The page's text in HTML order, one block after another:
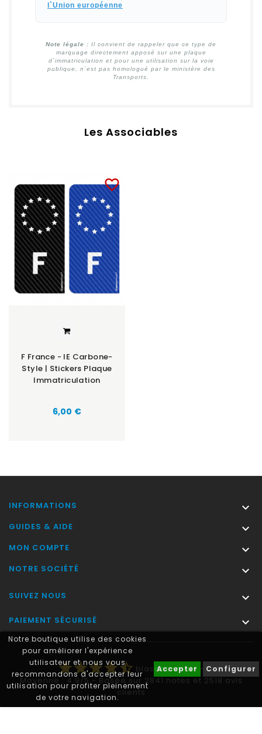
Notre boutique utilise des cookies
pour améliorer l'expérience
utilisateur et nous vous
recommandons d'accepter leur
utilisation pour profiter pleinement
de votre navigation.
Accepter Configurer
l`Union européenne
Note légale : Il convient de rappeler que ce type de
marquage directement apposé sur une plaque
d`immatriculation et pour une utilisation sur la voie
publique, n`est pas homologué par le ministère des
Transports.
Les Associables
favorite_border
F France - IE Carbone-
Style | Stickers Plaque
Immatriculation
Prix
6,00 €
INFORMATIONS 
GUIDES & AIDE 
MON COMPTE 
NOTRE SOCIÉTÉ 
SUIVEZ NOUS 
PAIEMENT SÉCURISÉ 
starstarstarstarstar_half blasonimmat® -
Moyenne :4.9/5- Basée sur 2841notes et2518avis
clients